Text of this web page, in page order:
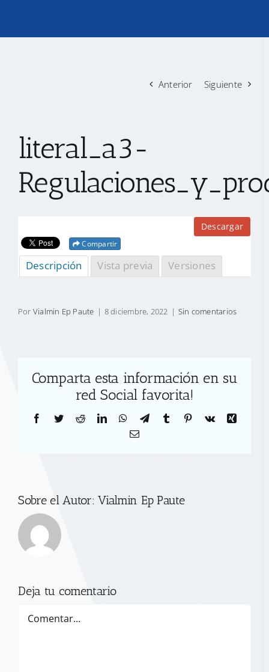
TRANSPARENCIA
CONTACTO
Anterior Siguiente
literal_a3-
Descargar
Compartir
Descripción Vista previa Versiones
Por Vialmin Ep Paute | 8 diciembre, 2022 | Sin comentarios
Comparta esta información en su
red Social favorita!
Facebook
TwitterRedditLinkedInWhatsApp
TelegramTumblr Pinterest
Vk
Xing
Correo
Sobre el Autor:Vialmin Ep Paute
Deja tu comentario